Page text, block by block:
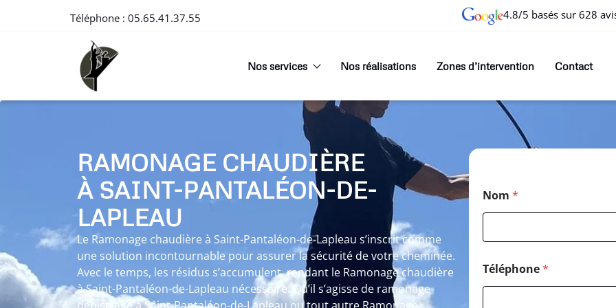
Téléphone : 05.65.41.37.55 4.8/5 basés sur 628
Nos services Nos réalisations Zones d’intervention Contact
RAMONAGE CHAUDIÈRE
À SAINT-PANTALÉON-DE-
LAPLEAU
Le Ramonage chaudière à Saint-Pantaléon-de-Lapleau s’inscrit comme
une solution incontournable pour assurer la sécurité de votre cheminée.
Avec le temps, les résidus s’accumulent, rendant le Ramonage chaudière
à Saint-Pantaléon-de-Lapleau nécessaire. Qu’il s’agisse de ramonage
Nom *
Téléphone*